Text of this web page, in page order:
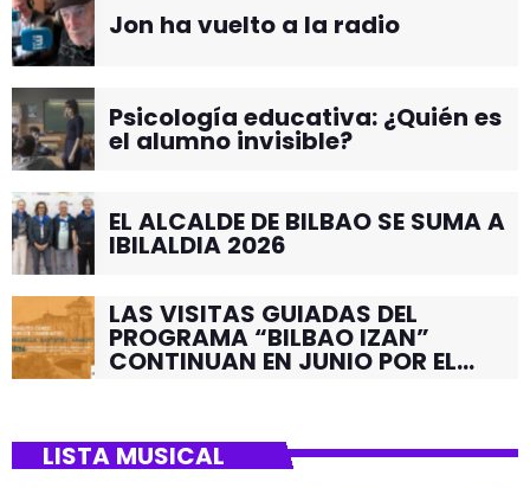
Jon ha vuelto a la radio
Psicología educativa: ¿Quién es
el alumno invisible?
EL ALCALDE DE BILBAO SE SUMA A
IBILALDIA 2026
LAS VISITAS GUIADAS DEL
PROGRAMA “BILBAO IZAN”
CONTINUAN EN JUNIO POR EL
LISTA MUSICAL